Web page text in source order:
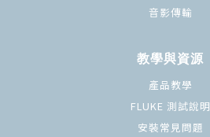
音影傳輸
教學與資源
產品教學
FLUKE 測試說明
安裝常見問題